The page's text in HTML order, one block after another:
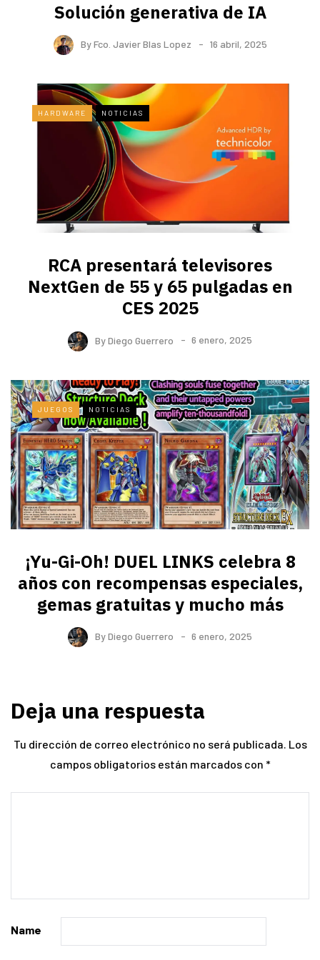
Solución generativa de IA
ByFco. Javier Blas Lopez 16 abril, 2025
HARDWARE NOTICIAS
RCA presentará televisores
NextGen de 55 y 65 pulgadas en
CES 2025
ByDiego Guerrero 6 enero, 2025
JUEGOS NOTICIAS
¡Yu-Gi-Oh! DUEL LINKS celebra 8
años con recompensas especiales,
gemas gratuitas y mucho más
ByDiego Guerrero 6 enero, 2025
Deja una respuesta
Tu dirección de correo electrónico no será publicada. Los
campos obligatorios están marcados con *
Name